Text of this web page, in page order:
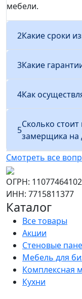
мебели.
2Какие сроки
3Какие
4Как
5
Сколько
замерщика на
Смотреть все
ОГРН:
ИНН: 7715811377
Каталог
Все товары
Акции
Стеновые
Мебель для
Комплексная
Кухни